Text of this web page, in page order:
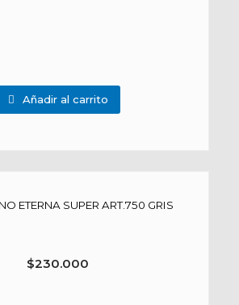
Añadir al carrito
ETERNA SUPER ART.750 GRIS
$230.000